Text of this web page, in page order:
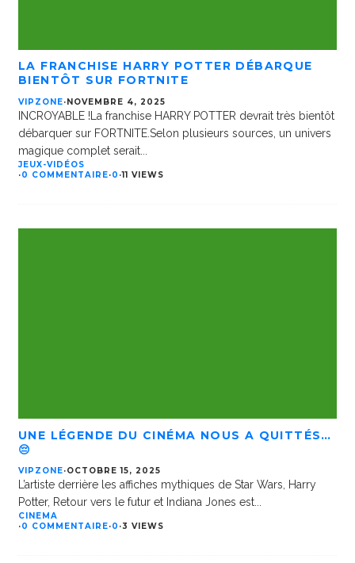
LA FRANCHISE HARRY POTTER DÉBARQUE
BIENTÔT SUR FORTNITE
VIPZONE·NOVEMBRE 4, 2025
INCROYABLE !La franchise HARRY POTTER devrait très bientôt
débarquer sur FORTNITE.Selon plusieurs sources, un univers
magique complet serait
JEUX-VIDÉOS
·0 COMMENTAIRE·0 ·11 VIEWS
UNE LÉGENDE DU CINÉMA NOUS A QUITTÉS…
😔
VIPZONE·OCTOBRE 15, 2025
L’artiste derrière les affiches mythiques de Star Wars, Harry
Potter, Retour vers le futur et Indiana Jones est
CINEMA
·0 COMMENTAIRE·0 ·3 VIEWS